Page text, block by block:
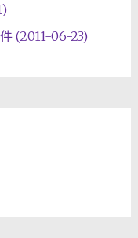
(2011-06-23)